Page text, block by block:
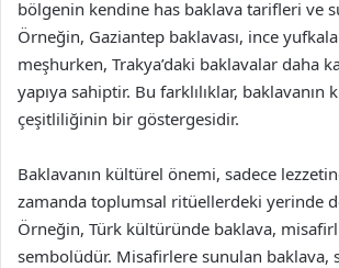
bölgenin kendine has baklava tarifleri ve
Örneğin, Gaziantep baklavası, ince
meşhurken, Trakya’daki baklavalar daha
yapıya sahiptir. Bu farklılıklar, baklavanın
çeşitliliğinin bir göstergesidir.
Baklavanın kültürel önemi, sadece
zamanda toplumsal ritüellerdeki yerinde
Örneğin, Türk kültüründe baklava,
sembolüdür. Misafirlere sunulan baklava,